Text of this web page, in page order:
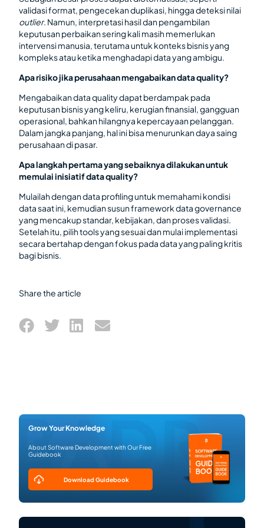
validasi format, pengecekan duplikasi, hingga deteksi nilai
outlier. Namun, interpretasi hasil dan pengambilan
keputusan perbaikan sering kali masih memerlukan
intervensi manusia, terutama untuk konteks bisnis yang
kompleks atau ketika menghadapi data yang ambigu.
Apa risiko jika perusahaan mengabaikan data quality?
Mengabaikan data quality dapat berdampak pada
keputusan bisnis yang keliru, kerugian finansial, gangguan
operasional, bahkan hilangnya kepercayaan pelanggan.
Dalam jangka panjang, hal ini bisa menurunkan daya saing
perusahaan di pasar.
Apa langkah pertama yang sebaiknya dilakukan untuk
memulai inisiatif data quality?
Mulailah dengan data profiling untuk memahami kondisi
data saat ini, kemudian susun framework data governance
yang mencakup standar, kebijakan, dan proses validasi.
Setelah itu, pilih tools yang sesuai dan mulai implementasi
secara bertahap dengan fokus pada data yang paling kritis
bagi bisnis.
Share the article
Grow Your Knowledge
About Software Development with Our Free
Guidebook
Download Guidebook